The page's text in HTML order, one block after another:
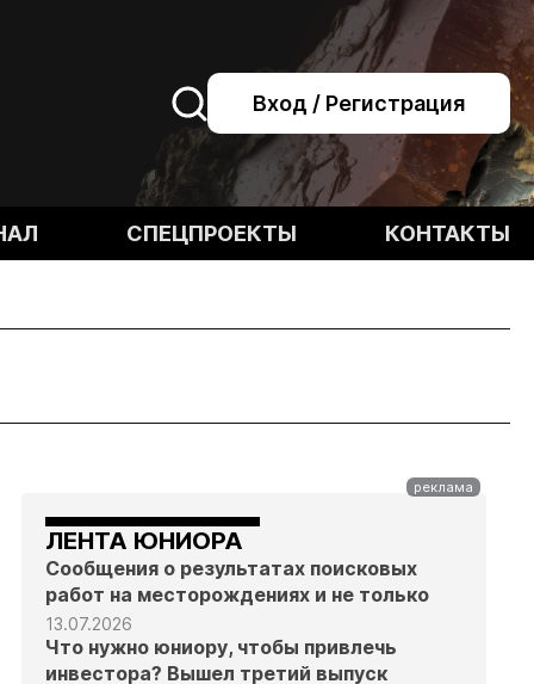
Вход / Регистрация
СПЕЦПРОЕКТЫ КОНТАКТЫ
ЛЕНТА ЮНИОРА
Сообщения о результатах поисковых
работ на месторождениях и не только
13.07.2026
Что нужно юниору, чтобы привлечь
инвестора? Вышел третий выпуск